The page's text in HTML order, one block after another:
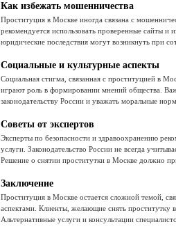
Как избежать мошенничества
Проституция в Москве иногда связана с
рекомендуется использовать проверенные сайты и
юридические последствия могут возникнуть при
Социальные и культурные аспекты
Социальная стигма, связанная с проституцией в
играют роль в формировании мнений общества.
законодательству России и уважать моральные
Советы от экспертов
Эксперты по безопасности и здравоохранению
услуги. Законодательство России не всегда
Решение о снятии проститутки в Москве должно
Заключение
Проституция в Москве остается сложной темой,
аспектами. Клиенты, желающие снять
Альтернативные услуги и консультации